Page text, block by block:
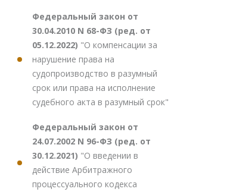
Федеральный закон от
30.04.2010 N 68-ФЗ (ред. от
05.12.2022) "О компенсации за
нарушение права на
судопроизводство в разумный
срок или права на исполнение
судебного акта в разумный срок"
Федеральный закон от
24.07.2002 N 96-ФЗ (ред. от
30.12.2021) "О введении в
действие Арбитражного
процессуального кодекса